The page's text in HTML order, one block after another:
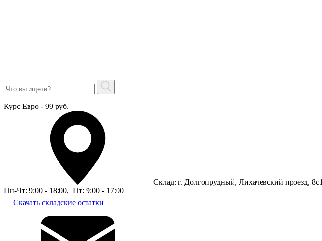
Курс Евро - 99 руб.
Склад: г. Долгопрудный, Лихачевский проезд, 8c1
Пн-Чт: 9:00 - 18:00, Пт: 9:00 - 17:00
Скачать складские остатки